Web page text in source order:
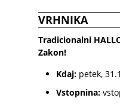
VRHNIKA
Tradicionalni
Zakon!
Kdaj: petek,
Vstopnina: